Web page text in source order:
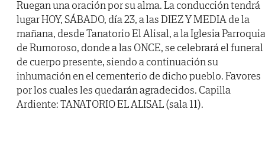
Ruegan una oración por su alma. La conducción tendrá
lugar HOY, SÁBADO, día 23, a las DIEZ Y MEDIA de la
mañana, desde Tanatorio El Alisal, a la Iglesia
de Rumoroso, donde a las ONCE, se celebrará el funeral
de cuerpo presente, siendo a continuación su
inhumación en el cementerio de dicho pueblo. Favores
por los cuales les quedarán agradecidos. Capilla
Ardiente: TANATORIO EL ALISAL (sala 11).